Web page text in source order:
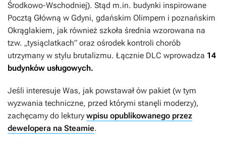
Środkowo-Wschodniej). Stąd m.in. budynki inspirowane
Pocztą Główną w Gdyni, gdańskim Olimpem i poznańskim
Okrąglakiem, jak również szkoła średnia wzorowana na
tzw. „tysiąclatkach” oraz ośrodek kontroli chorób
utrzymany w stylu brutalizmu. Łącznie DLC wprowadza 14
budynków usługowych.
Jeśli interesuje Was, jak powstawał ów pakiet (w tym
wyzwania techniczne, przed którymi stanęli moderzy),
zachęcamy do lektury wpisu opublikowanego przez
dewelopera na Steamie.